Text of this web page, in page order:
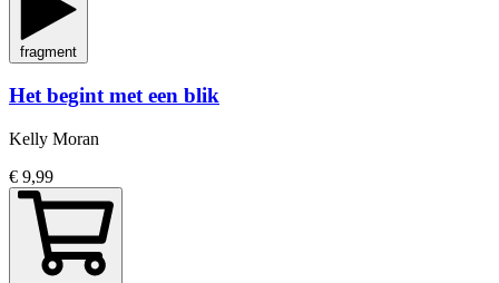
fragment
Het begint met een blik
Kelly Moran
€ 9,99